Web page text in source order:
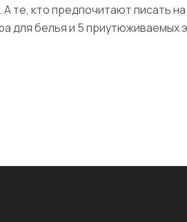
кто предпочитают писать
для белья и 5 приутюживаемых